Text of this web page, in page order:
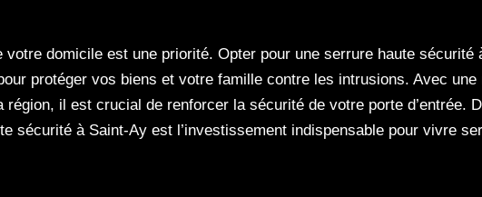
domicile est une priorité. Opter pour une serrure haute sécurité
protéger vos biens et votre famille contre les intrusions. Avec une
région, il est crucial de renforcer la sécurité de votre porte d’entrée.
sécurité à Saint-Ay est l’investissement indispensable pour vivre